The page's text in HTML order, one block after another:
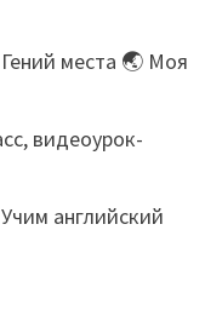
места 🌏 Моя
видеоурок-
английский